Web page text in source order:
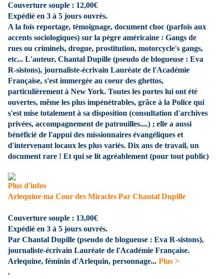
Couverture souple : 12,00€
Expédié en 3 à 5 jours ouvrés.
A la fois reportage, témoignage, document choc (parfois aux
accents sociologiques) sur la pègre américaine : Gangs de
rues ou criminels, drogue, prostitution, motorcycle's gangs,
etc... L'auteur, Chantal Dupille (pseudo de blogueuse : Eva
R-sistons), journaliste-écrivain Lauréate de l'Académie
Française, s'est immergée au coeur des ghettos,
particulièrement à New York. Toutes les portes lui ont été
ouvertes, même les plus impénétrables, grâce à la Police qui
s'est mise totalement à sa disposition (consultation d'archives
privées, accompagnement de patrouilles....) ; elle a aussi
bénéficié de l'appui des missionnaires évangéliques et
d'intervenant locaux les plus variés. Dix ans de travail, un
document rare ! Et qui se lit agréablement (pour tout public)
Plus d'infos
Arlequine ma Cour des Miracles Par Chantal Dupille
Couverture souple : 13,00€
Expédié en 3 à 5 jours ouvrés.
Par Chantal Dupille (pseudo de blogueuse : Eva R-sistons),
journaliste-écrivain Lauréate de l'Académie Française.
Arlequine, féminin d'Arlequin, personnage... Plus >
.